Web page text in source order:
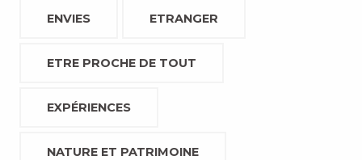
ENVIES ETRANGER
ETRE PROCHE DE TOUT
EXPÉRIENCES
NATURE ET PATRIMOINE